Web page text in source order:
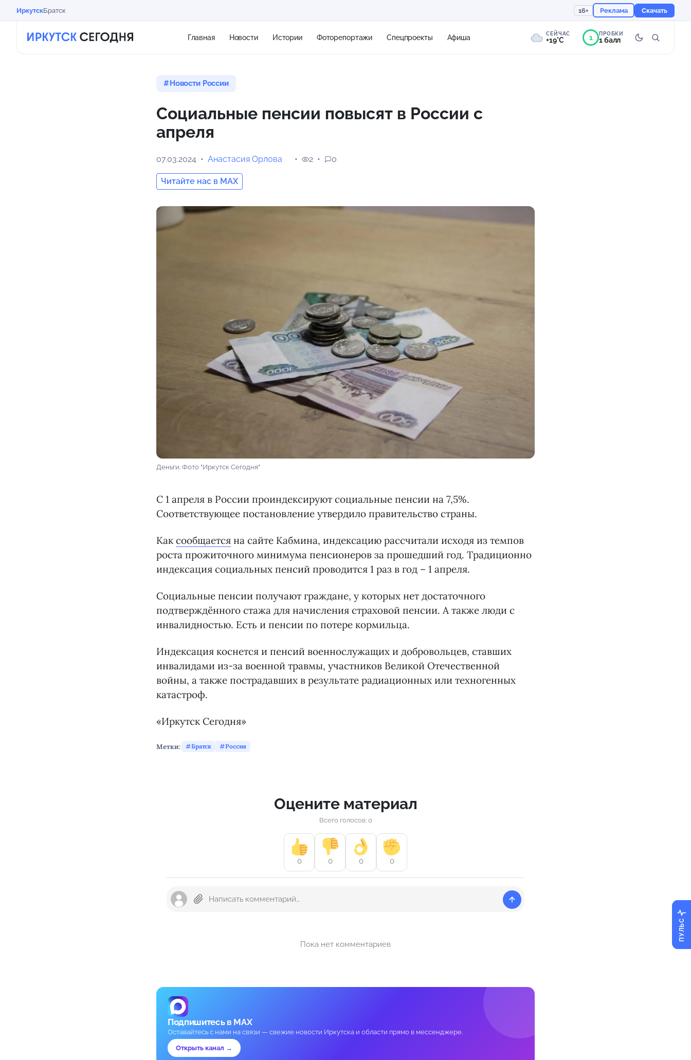
ИркутскБратск 16+ Реклама Скачать
Главная Новости Истории Фоторепортажи Спецпроекты Афиша СЕЙЧАС
+19°C 1 ПРОБКИ
1 балл
Новости России
Социальные пенсии повысят в России с
апреля
07.03.2024 Анастасия Орлова
Читайте нас в MAX
2 0
Деньги. Фото "Иркутск Сегодня"
C 1 апреля в России проиндексируют социальные пенсии на 7,5%.
Соответствующее постановление утвердило правительство страны.
Как сообщается на сайте Кабмина, индексацию рассчитали исходя из темпов
роста прожиточного минимума пенсионеров за прошедший год. Традиционно
индексация социальных пенсий проводится 1 раз в год – 1 апреля.
Социальные пенсии получают граждане, у которых нет достаточного
подтверждённого стажа для начисления страховой пенсии. А также люди с
инвалидностью. Есть и пенсии по потере кормильца.
Индексация коснется и пенсий военнослужащих и добровольцев, ставших
инвалидами из‑за военной травмы, участников Великой Отечественной
войны, а также пострадавших в результате радиационных или техногенных
катастроф.
«Иркутск Сегодня»
Метки: Братск Россия
Оцените материал
Всего голосов: 0
0 0 0 0
Пока нет комментариев
Подпишитесь в MAX
Оставайтесь с нами на связи — свежие новости Иркутска и области прямо в мессенджере.
Открыть канал →
ПУЛЬС